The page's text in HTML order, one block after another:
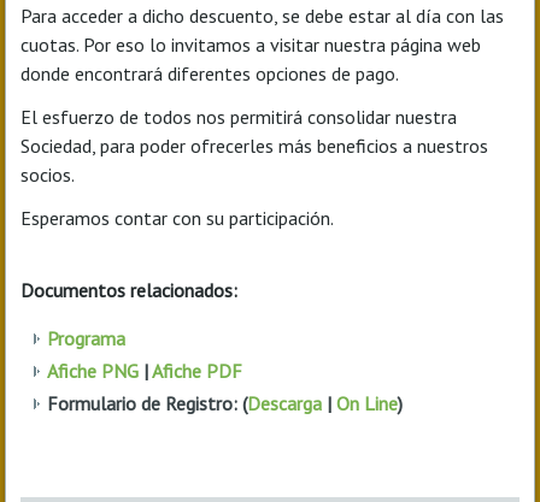
Para acceder a dicho descuento, se debe estar al día con las
cuotas. Por eso lo invitamos a visitar nuestra página web
donde encontrará diferentes opciones de pago.
El esfuerzo de todos nos permitirá consolidar nuestra
Sociedad, para poder ofrecerles más beneficios a nuestros
socios.
Esperamos contar con su participación.
Documentos relacionados:
Programa
Afiche PNG |Afiche PDF
Formulario de Registro: (Descarga |On Line)